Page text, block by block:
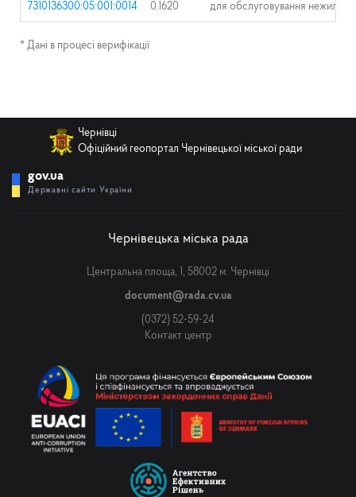
7310136300:05:001:0014 0.1620 для обслуговування нежилих
* Дані в процесі верифікації
Чернівці
Офіційний геопортал Чернівецької міської ради
gov.ua
Державні сайти України
Чернівецька міська рада
Центральна площа, 1, 58002 м. Чернівці
document@rada.cv.ua
(0372) 52-59-24
Контакт центр